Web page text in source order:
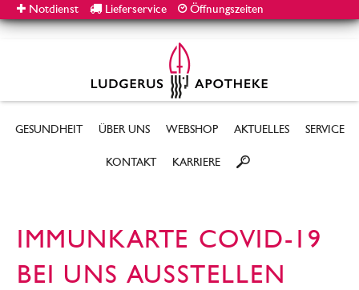
Notdienst Lieferservice Öffnungszeiten
GESUNDHEIT ÜBER UNS WEBSHOP AKTUELLES SERVICE
KONTAKT KARRIERE
IMMUNKARTE COVID-19
BEI UNS AUSSTELLEN